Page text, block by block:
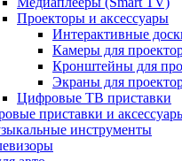
Проекторы и аксессуары
Интерактивные
Камеры для
Кронштейны для
Экраны для
Цифровые ТВ приставки
приставки и
инструменты